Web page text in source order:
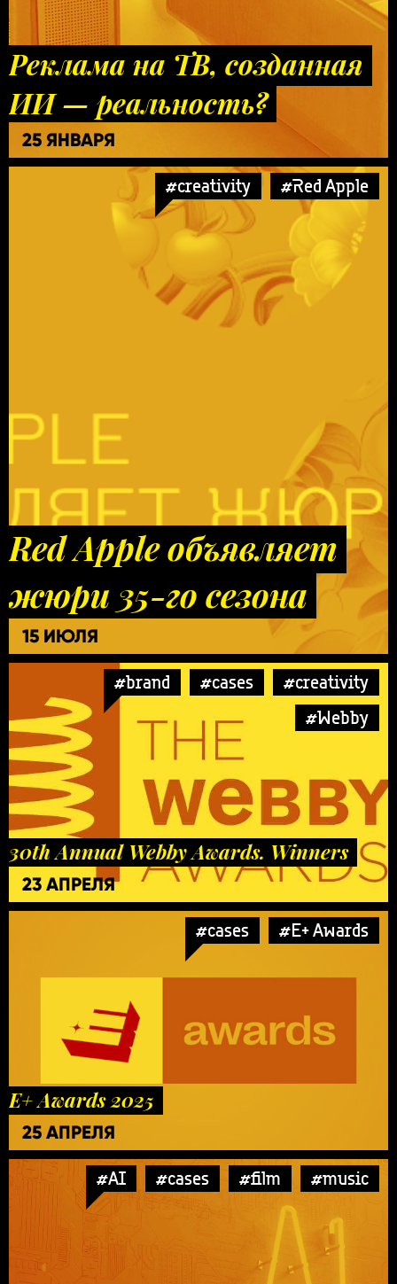
Реклама на ТВ, созданная
ИИ — реальность?
25 ЯНВАРЯ
#creativity #Red Apple
Red Apple объявляет
жюри 35-го сезона
15 ИЮЛЯ
#brand #cases
#creativity
#Webby
30th Annual Webby Awards. Winners
23 АПРЕЛЯ
#cases #E+ Awards
E+ Awards 2025
25 АПРЕЛЯ
#AI #cases #film #music